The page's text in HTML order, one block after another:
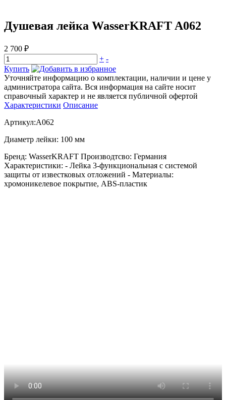
Душевая лейка WasserKRAFT A062
2 700 ₽
+ -
Купить
Уточняйте информацию о комплектации, наличии и цене у
администратора сайта. Вся информация на сайте носит
справочный характер и не является публичной офертой
Характеристики Описание
Артикул:A062
Диаметр лейки: 100 мм
Бренд: WasserKRAFT Производтсво: Германия
Характеристики: - Лейка 3-функциональная с системой
защиты от известковых отложений - Материалы:
хромоникелевое покрытие, ABS-пластик